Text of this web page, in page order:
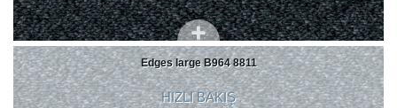
Edges large B964 8811
HIZLI BAKIŞ